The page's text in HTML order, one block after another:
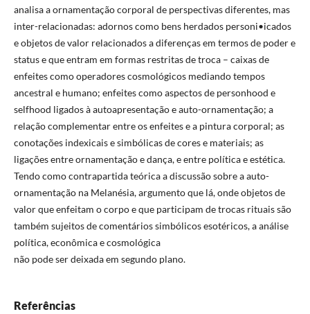
analisa a ornamentação corporal de perspectivas diferentes, mas
inter-relacionadas: adornos como bens herdados personi•icados
e objetos de valor relacionados a diferenças em termos de poder e
status e que entram em formas restritas de troca – caixas de
enfeites como operadores cosmológicos mediando tempos
ancestral e humano; enfeites como aspectos de personhood e
selfhood ligados à autoapresentação e auto-ornamentação; a
relação complementar entre os enfeites e a pintura corporal; as
conotações indexicais e simbólicas de cores e materiais; as
ligações entre ornamentação e dança, e entre política e estética.
Tendo como contrapartida teórica a discussão sobre a auto-
ornamentação na Melanésia, argumento que lá, onde objetos de
valor que enfeitam o corpo e que participam de trocas rituais são
também sujeitos de comentários simbólicos esotéricos, a análise
política, econômica e cosmológica
não pode ser deixada em segundo plano.
Referências